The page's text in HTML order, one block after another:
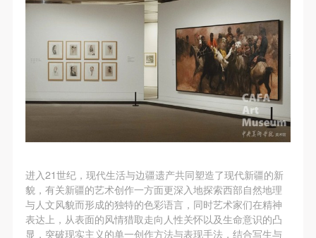
进入21世纪，现代生活与边疆遗产共同塑造了现代新疆的新
貌，有关新疆的艺术创作一方面更深入地探索西部自然地理
与人文风貌而形成的独特的色彩语言，同时艺术家们在精神
表达上，从表面的风情猎取走向人性关怀以及生命意识的凸
显，突破现实主义的单一创作方法与表现手法，结合写生与